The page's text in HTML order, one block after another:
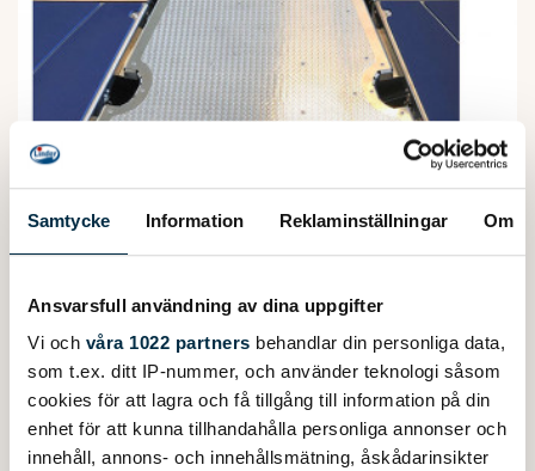
Samtycke Information Reklaminställningar Om
Ansvarsfull användning av dina uppgifter
Vi och våra 1022 partners behandlar din personliga data,
som t.ex. ditt IP-nummer, och använder teknologi såsom
cookies för att lagra och få tillgång till information på din
enhet för att kunna tillhandahålla personliga annonser och
innehåll, annons- och innehållsmätning, åskådarinsikter
FISKEDÄCK/SOLDÄCK TILL ARKIP
530 BR